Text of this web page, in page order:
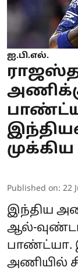
ஐ.பி.எல்.
Published on: 22
இந்திய
ஆல்-
பாண்ட்யா.
அணியில்